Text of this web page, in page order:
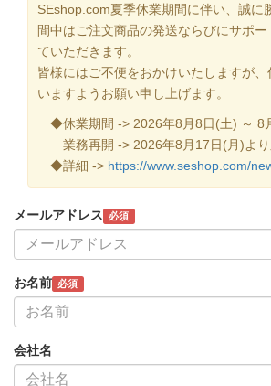
SEshop.com夏季休業期間に伴い、誠に
間中はご注文商品の発送ならびにサポ
ていただきます。
皆様にはご不便をおかけいたしますが、
いますようお願い申し上げます。
◆休業期間 -> 2026年8月8日(土) ～ 8
業務再開 -> 2026年8月17日(月)より
◆詳細 -> https://www.seshop.com/
メールアドレス 必須
お名前 必須
会社名